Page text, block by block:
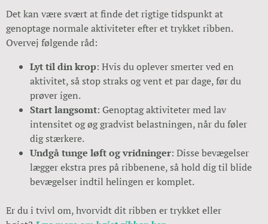
Det kan være svært at finde det rigtige tidspunkt at
genoptage normale aktiviteter efter et trykket ribben.
Overvej følgende råd:
Lyt til din krop: Hvis du oplever smerter ved en
aktivitet, så stop straks og vent et par dage, før du
prøver igen.
Start langsomt: Genoptag aktiviteter med lav
intensitet og øg gradvist belastningen, når du føler
dig stærkere.
Undgå tunge løft og vridninger: Disse bevægelser
lægger ekstra pres på ribbenene, så hold dig til blide
bevægelser indtil helingen er komplet.
Er du i tvivl om, hvorvidt dit ribben er trykket eller